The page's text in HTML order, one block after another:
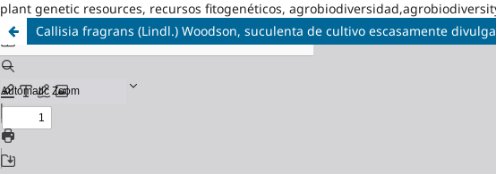
plant genetic resources, recursos fitogenéticos,
Callisia fragrans (Lindl.) Woodson, suculenta de cultivo escasamente